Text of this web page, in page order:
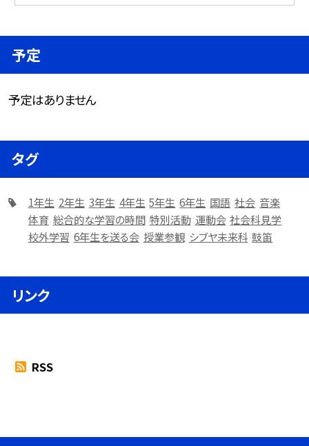
予定
予定はありません
タグ
1年生 2年生 3年生 4年生 5年生 6年生 国語 社会 音楽
体育 総合的な学習の時間 特別活動 運動会 社会科見学
校外学習 6年生を送る会 授業参観 シブヤ未来科 鼓笛
リンク
RSS